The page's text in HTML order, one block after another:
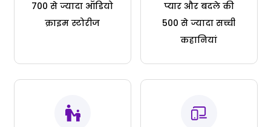
700 से ज्यादा ऑडियो
क्राइम स्टोरीज
प्यार और बदले की
500 से ज्यादा सच्ची
कहानियां